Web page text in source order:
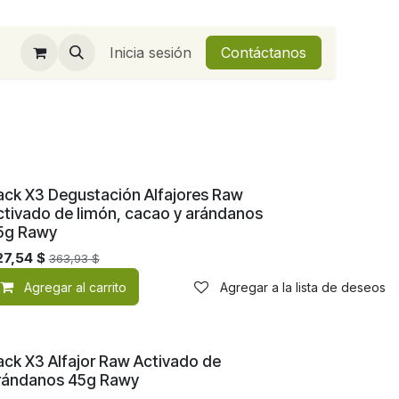
Inicia sesión Contáctanos
deseos
X3 Degustación Alfajores Raw
de limón, cacao y arándanos
Rawy
$ 363,93$
Agregar al carrito Agregar a la lista de deseos
X3 Alfajor Raw Activado de
45g Rawy